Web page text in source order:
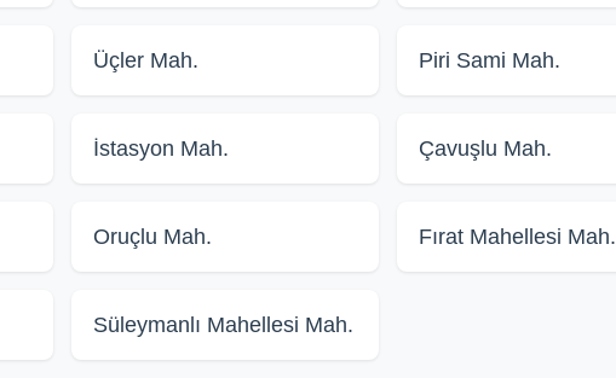
Üçler Mah. Piri Sami Mah.
İstasyon Mah. Çavuşlu Mah.
Oruçlu Mah. Fırat Mahellesi Mah.
Süleymanlı Mahellesi Mah.